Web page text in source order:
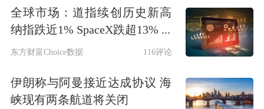
分析称，量化产品占比的回落更多反映
了短期市场环境下的风险偏好微调，而
9月证券类私募登记罕见反超
全球市场：道指续创历史新高
纳指跌近1% SpaceX跌超13% ...
东方财富Choice数据 116评论
伊朗称与阿曼接近达成协议 海
峡现有两条航道将关闭